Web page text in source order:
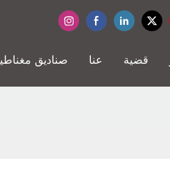
صناديق عنا قضية